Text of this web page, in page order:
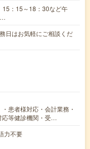
：15～18：30など午
…
日はお気軽にご相談くだ
患者様対応・会計業務・
応等健診機関・受…
力不要